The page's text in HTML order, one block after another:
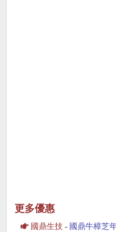
更多優惠
國鼎生技 - 國鼎牛樟芝